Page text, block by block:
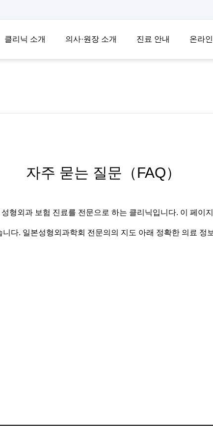
클리닉 소개 의사·원장 소개 진료 안내 온라
자주 묻는 질문（FAQ）
형외과 보험 진료를 전문으로 하는 클리닉입니다. 이 페이
다. 일본성형외과학회 전문의의 지도 아래 정확한 의료 정